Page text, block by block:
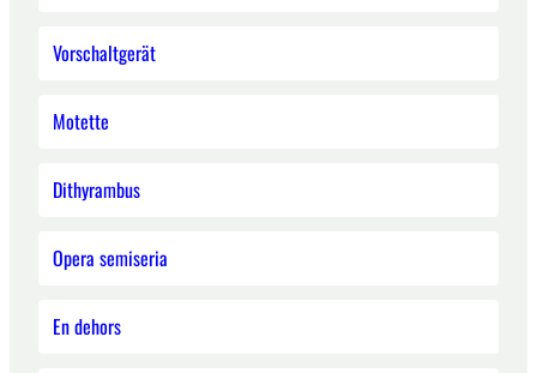
Vorschaltgerät
Motette
Dithyrambus
Opera semiseria
En dehors